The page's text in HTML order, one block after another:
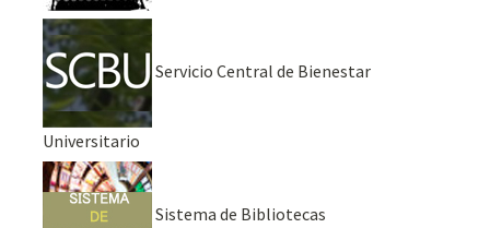
Servicio Central de Bienestar
Universitario
Sistema de Bibliotecas